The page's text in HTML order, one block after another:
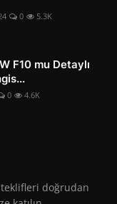
0 5.3K
F10 mu Detaylı
0 4.6K
doğrudan